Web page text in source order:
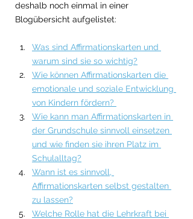
deshalb noch einmal in einer
Blogübersicht aufgelistet:
Was sind Affirmationskarten und
warum sind sie so wichtig?
Wie können Affirmationskarten die
emotionale und soziale Entwicklung
von Kindern fördern?
Wie kann man Affirmationskarten in
der Grundschule sinnvoll einsetzen
und wie finden sie ihren Platz im
Schulalltag?
Wann ist es sinnvoll,
Affirmationskarten selbst gestalten
zu lassen?
Welche Rolle hat die Lehrkraft bei